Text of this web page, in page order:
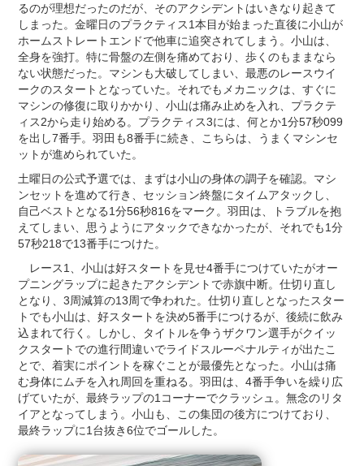
るのが理想だったのだが、そのアクシデントはいきなり起きて
しまった。金曜日のプラクティス1本目が始まった直後に小山が
ホームストレートエンドで他車に追突されてしまう。小山は、
全身を強打。特に骨盤の左側を痛めており、歩くのもままなら
ない状態だった。マシンも大破してしまい、最悪のレースウイ
ークのスタートとなっていた。それでもメカニックは、すぐに
マシンの修復に取りかかり、小山は痛み止めを入れ、プラクテ
ィス2から走り始める。プラクティス3には、何とか1分57秒099
を出し7番手。羽田も8番手に続き、こちらは、うまくマシンセ
ットが進められていた。
土曜日の公式予選では、まずは小山の身体の調子を確認。マシ
ンセットを進めて行き、セッション終盤にタイムアタックし、
自己ベストとなる1分56秒816をマーク。羽田は、トラブルを抱
えてしまい、思うようにアタックできなかったが、それでも1分
57秒218で13番手につけた。
レース1、小山は好スタートを見せ4番手につけていたがオー
プニングラップに起きたアクシデントで赤旗中断。仕切り直し
となり、3周減算の13周で争われた。仕切り直しとなったスター
トでも小山は、好スタートを決め5番手につけるが、後続に飲み
込まれて行く。しかし、タイトルを争うザクワン選手がクイッ
クスタートでの進行間違いでライドスルーペナルティが出たこ
とで、着実にポイントを稼ぐことが最優先となった。小山は痛
む身体にムチを入れ周回を重ねる。羽田は、4番手争いを繰り広
げていたが、最終ラップの1コーナーでクラッシュ。無念のリタ
イアとなってしまう。小山も、この集団の後方につけており、
最終ラップに1台抜き6位でゴールした。